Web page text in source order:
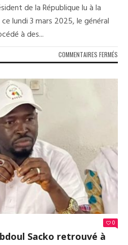
de la République lu à la
lundi 3 mars 2025, le général
à des...
COMMENTAIRES FERMÉS
0
Sacko retrouvé à